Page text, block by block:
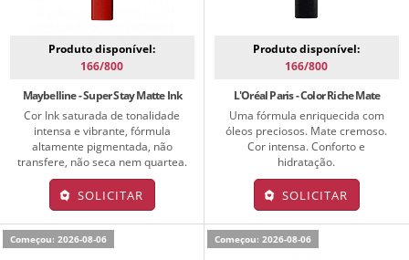
Produto disponível:
166/800
Maybelline - Super Stay Matte Ink
Cor Ink saturada de tonalidade
intensa e vibrante, fórmula
altamente pigmentada, não
transfere, não seca nem quartea.
SOLICITAR
Produto disponível:
166/800
L'Oréal Paris - Color Riche Mate
Uma fórmula enriquecida com
óleos preciosos. Mate cremoso.
Cor intensa. Conforto e
hidratação.
SOLICITAR
Começou: 2026-08-06 Começou: 2026-08-06